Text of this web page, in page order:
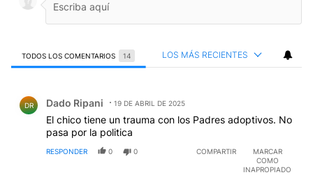
TODOS LOS COMENTARIOS 14 LOS MÁS RECIENTES
DR Dado Ripani 19 DE ABRIL DE 2025
El chico tiene un trauma con los Padres adoptivos. No
pasa por la politica
RESPONDER 0 0 COMPARTIR
MARCAR
COMO
INAPROPIADO